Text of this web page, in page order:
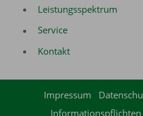
Leistungsspektrum
Service
Kontakt
Impressum
Informationspflichten